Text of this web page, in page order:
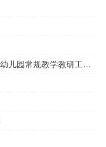
幼儿园一日常规的教研总结（如何做好幼儿园常规教学教研工作总结）